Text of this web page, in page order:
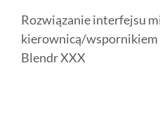
Rozwiązanie interfejsu
kierownicą/wspornikiem
Blendr XXX